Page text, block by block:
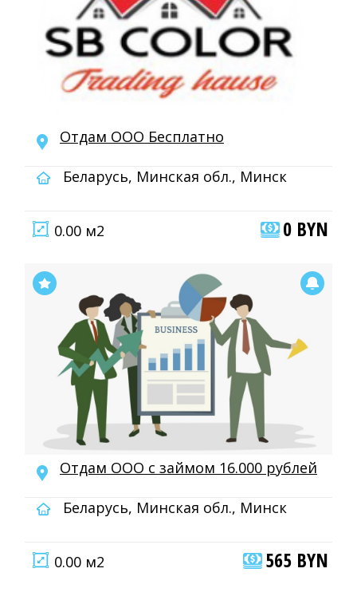
Отдам ООО Бесплатно
Беларусь, Минская обл., Минск
0.00 м2 0 BYN
Отдам ООО с займом 16.000 рублей
Беларусь, Минская обл., Минск
0.00 м2 565 BYN